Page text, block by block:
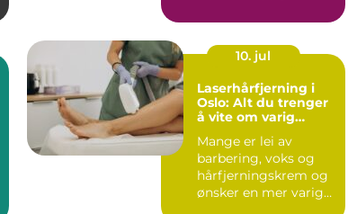
10. jul
Laserhårfjerning i
Oslo: Alt du trenger
å vite om varig
Mange er lei av
barbering, voks og
hårfjerningskrem og
ønsker en mer varig